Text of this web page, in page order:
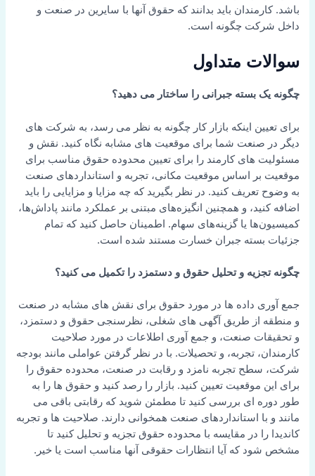
باشد. کارمندان باید بدانند که حقوق آنها با سایرین در صنعت و
داخل شرکت چگونه است.
سوالات متداول
چگونه یک بسته جبرانی را ساختار می دهید؟
برای تعیین اینکه بازار کار چگونه به نظر می رسد، به شرکت های
دیگر در صنعت شما برای موقعیت های مشابه نگاه کنید. نقش و
مسئولیت های کارمند را برای تعیین محدوده حقوق مناسب برای
موقعیت بر اساس موقعیت مکانی، تجربه و استانداردهای صنعت
به وضوح تعریف کنید. در نظر بگیرید که چه مزایا و مزایایی را باید
اضافه کنید، و همچنین انگیزه‌های مبتنی بر عملکرد مانند پاداش‌ها،
کمیسیون‌ها یا گزینه‌های سهام. اطمینان حاصل کنید که تمام
جزئیات بسته جبران خسارت مستند شده است.
چگونه تجزیه و تحلیل حقوق و دستمزد را تکمیل می کنید؟
جمع آوری داده ها در مورد حقوق برای نقش های مشابه در صنعت
و منطقه از طریق آگهی های شغلی، نظرسنجی حقوق و دستمزد،
و تحقیقات صنعت، و جمع آوری اطلاعات در مورد صلاحیت
کارمندان، تجربه، و تحصیلات. با در نظر گرفتن عواملی مانند بودجه
شرکت، سطح تجربه نامزد و رقابت در صنعت، محدوده حقوق را
برای این موقعیت تعیین کنید. بازار را رصد کنید و حقوق ها را به
طور دوره ای بررسی کنید تا مطمئن شوید که رقابتی باقی می
مانند و با استانداردهای صنعت همخوانی دارند. صلاحیت ها و تجربه
کاندیدا را در مقایسه با محدوده حقوق تجزیه و تحلیل کنید تا
مشخص شود که آیا انتظارات حقوقی آنها مناسب است یا خیر.